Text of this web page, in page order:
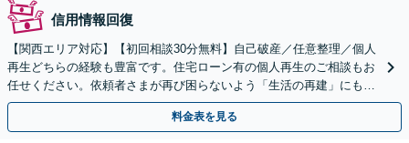
信用情報回復
【関西エリア対応】【初回相談30分無料】自己破産／任意整理／個人
再生どちらの経験も豊富です。住宅ローン有の個人再生のご相談もお
任せください。依頼者さまが再び困らないよう「生活の再建」にも気
を配り、経済生活を立て直せるようサポートします
料金表を見る